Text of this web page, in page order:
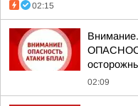
02:15
02:09